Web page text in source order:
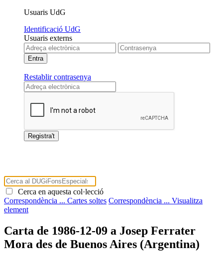
Usuaris UdG
Identificació UdG
Usuaris externs
Restablir contrasenya
Cerca en aquesta col·lecció
Correspondència ... Cartes soltes Correspondència ... Visualitza
element
Carta de 1986-12-09 a Josep Ferrater
Mora des de Buenos Aires (Argentina)